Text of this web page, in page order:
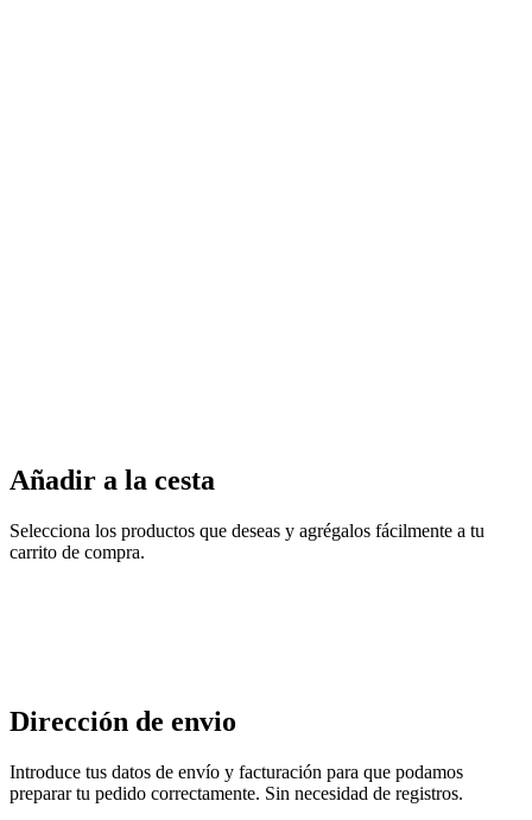
Añadir a la cesta
Selecciona los productos que deseas y agrégalos fácilmente a tu
carrito de compra.
Dirección de envio
Introduce tus datos de envío y facturación para que podamos
preparar tu pedido correctamente. Sin necesidad de registros.